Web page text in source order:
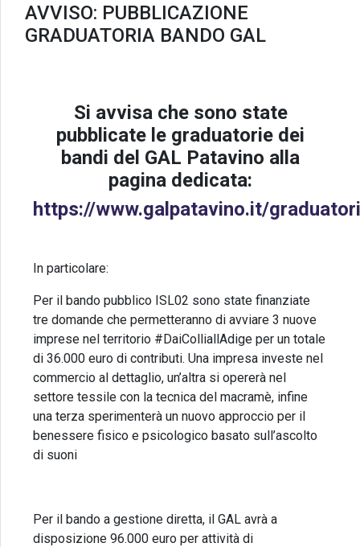
AVVISO: PUBBLICAZIONE
GRADUATORIA BANDO GAL
Si avvisa che sono state
pubblicate le graduatorie dei
bandi del GAL Patavino alla
pagina dedicata:
https://www.galpatavino.it/
In particolare:
Per il bando pubblico ISL02 sono state finanziate
tre domande che permetteranno di avviare 3 nuove
imprese nel territorio #DaiColliallAdige per un totale
di 36.000 euro di contributi. Una impresa investe nel
commercio al dettaglio, un’altra si opererà nel
settore tessile con la tecnica del macramè, infine
una terza sperimenterà un nuovo approccio per il
benessere fisico e psicologico basato sull’ascolto
di suoni
Per il bando a gestione diretta, il GAL avrà a
disposizione 96.000 euro per attività di